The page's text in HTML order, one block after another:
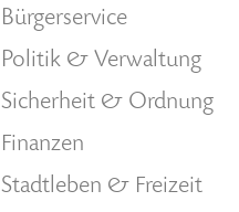
Bürgerservice
Politik & Verwaltung
Sicherheit & Ordnung
Finanzen
Stadtleben & Freizeit